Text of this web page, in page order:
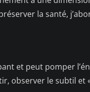
la santé,
et peut pomper
observer le subtil et